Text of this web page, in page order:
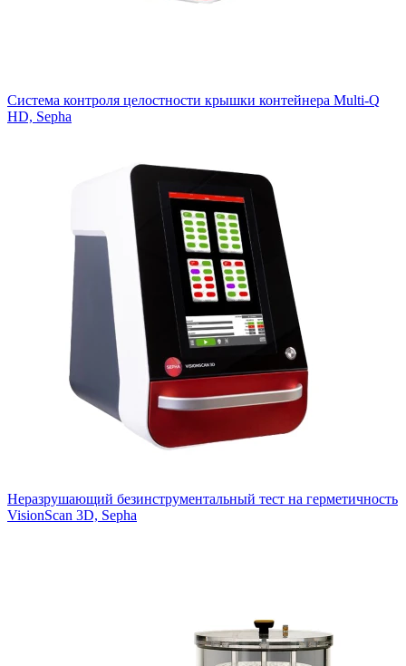
Хроматография
Расходные материалы для хроматографии
Газовая хроматография
Система контроля целостности крышки контейнера Multi-Q
HD, Sepha
Неразрушающий безинструментальный тест на герметичность
VisionScan 3D, Sepha